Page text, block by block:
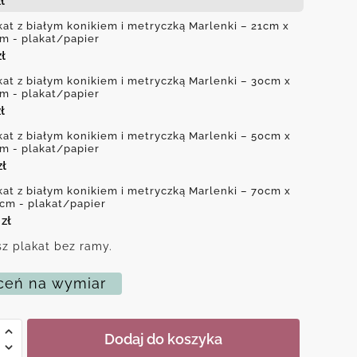
z białym konikiem i metryczką Marlenki – 21cm x
- plakat/papier
z białym konikiem i metryczką Marlenki – 30cm x
- plakat/papier
z białym konikiem i metryczką Marlenki – 50cm x
- plakat/papier
z białym konikiem i metryczką Marlenki – 70cm x
- plakat/papier
zł
plakat bez ramy.
na wymiar
Dodaj do koszyka